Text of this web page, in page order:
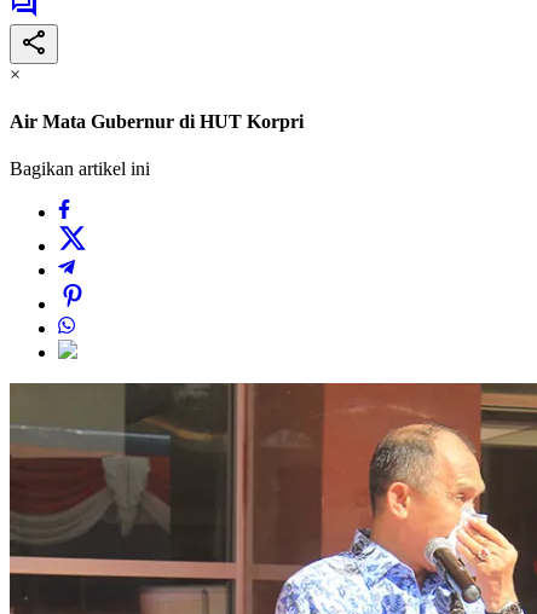
×
Air Mata Gubernur di HUT Korpri
Bagikan artikel ini